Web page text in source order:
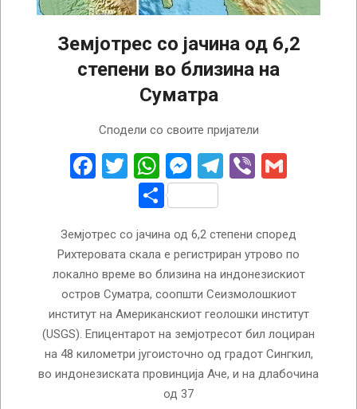
Земјотрес со јачина од 6,2
степени во близина на
Суматра
Сподели со своите пријатели
Facebook
Twitter
WhatsApp
Messenger
Telegram
Viber
Share
Земјотрес со јачина од 6,2 степени според
Рихтеровата скала е регистриран утрово по
локално време во близина на индонезискиот
остров Суматра, соопшти Сеизмолошкиот
институт на Американскиот геолошки институт
(USGS). Епицентарот на земјотресот бил лоциран
на 48 километри југоисточно од градот Сингкил,
во индонезиската провинција Аче, и на длабочина
од 37